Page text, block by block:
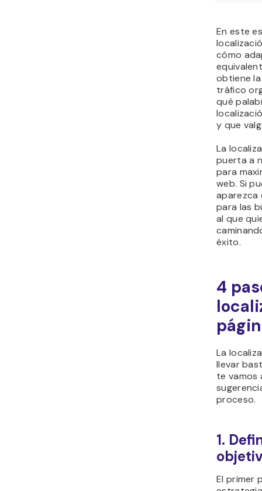
En este
cómo
obtiene
tráfico
qué
y que
La
puerta a
para
web. Si
aparezca
para las
al que
éxito.
4
La
llevar
te vamos
proceso.
1.
El primer